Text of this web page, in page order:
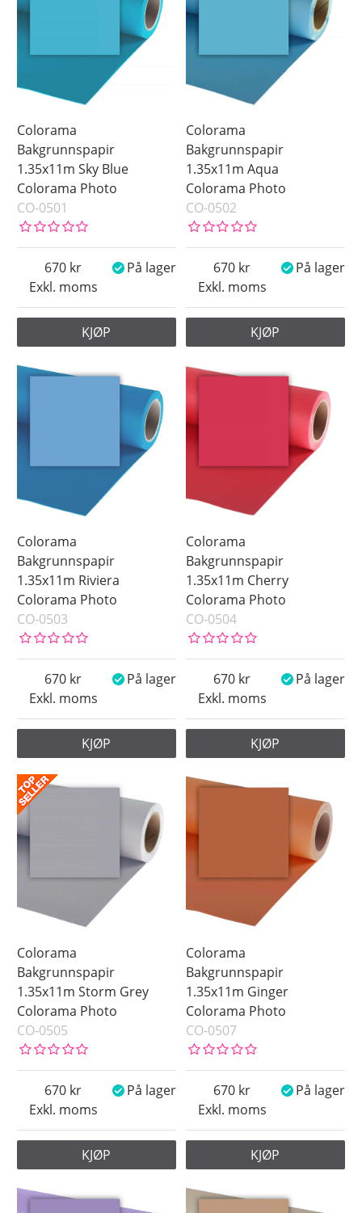
Pris
Green
Green Screen
Grey
Lilac
Orange
Pink
Red
White
Yellow
Colorama
Bakgrunnspapir
1.35x11m Sky Blue
Colorama Photo
CO-0501
Exkl. moms
670 På lager
KJØP
Colorama
Bakgrunnspapir
1.35x11m Aqua
Colorama Photo
CO-0502
Exkl. moms
670 På lager
KJØP
Colorama
Bakgrunnspapir
1.35x11m Riviera
Colorama Photo
CO-0503
Exkl. moms
670 På lager
KJØP
Colorama
Bakgrunnspapir
1.35x11m Cherry
Colorama Photo
CO-0504
Exkl. moms
670 På lager
KJØP
Colorama
Bakgrunnspapir
1.35x11m Storm Grey
Colorama Photo
CO-0505
Exkl. moms
670 På lager
KJØP
Colorama
Bakgrunnspapir
1.35x11m Ginger
Colorama Photo
CO-0507
Exkl. moms
670 På lager
KJØP